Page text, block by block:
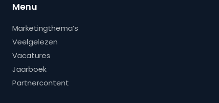
Menu
Marketingthema’s
Veelgelezen
Vacatures
Jaarboek
Partnercontent